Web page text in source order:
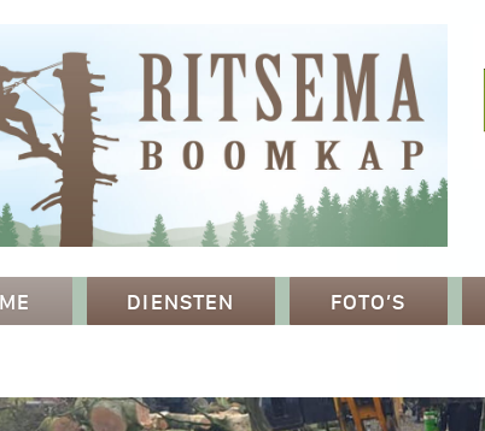
DIENSTEN FOTO’S